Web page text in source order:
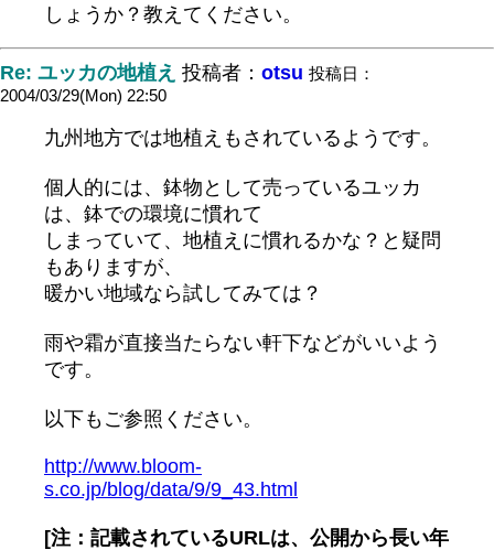
しょうか？教えてください。
Re: ユッカの地植え 投稿者： otsu 投稿日：
2004/03/29(Mon) 22:50
九州地方では地植えもされているようです。
個人的には、鉢物として売っているユッカ
は、鉢での環境に慣れて
しまっていて、地植えに慣れるかな？と疑問
もありますが、
暖かい地域なら試してみては？
雨や霜が直接当たらない軒下などがいいよう
です。
以下もご参照ください。
http://www.bloom-
s.co.jp/blog/data/9/9_43.html
[注：記載されているURLは、公開から長い年